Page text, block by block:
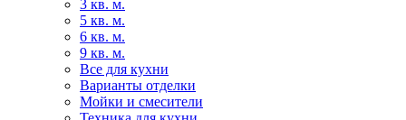
3 кв. м.
5 кв. м.
6 кв. м.
9 кв. м.
Все для кухни
Варианты отделки
Мойки и смесители